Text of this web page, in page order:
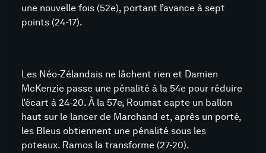
une nouvelle fois (52e), portant l’avance à sept
points (24-17).
Les Néo-Zélandais ne lâchent rien et Damien
McKenzie passe une pénalité à la 54e pour réduire
l’écart à 24-20. À la 57e, Roumat capte un ballon
haut sur le lancer de Marchand et, après un porté,
les Bleus obtiennent une pénalité sous les
poteaux. Ramos la transforme (27-20).